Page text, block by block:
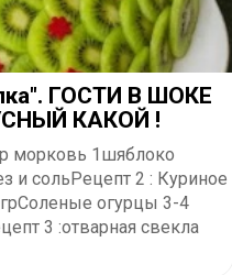
ГОСТИ В ШОКЕ
КАКОЙ !
морковь 1шяблоко
и сольРецепт 2 : Куриное
огурцы 3-4
3 :отварная свекла